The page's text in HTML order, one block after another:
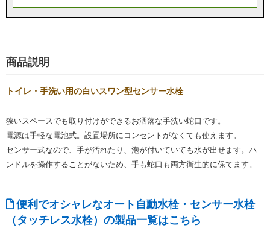
商品説明
トイレ・手洗い用の白いスワン型センサー水栓
狭いスペースでも取り付けができるお洒落な手洗い蛇口です。
電源は手軽な電池式。設置場所にコンセントがなくても使えます。
センサー式なので、手が汚れたり、泡が付いていても水が出せます。ハ
ンドルを操作することがないため、手も蛇口も両方衛生的に保てます。
便利でオシャレなオート自動水栓・センサー水栓
（タッチレス水栓）の製品一覧はこちら